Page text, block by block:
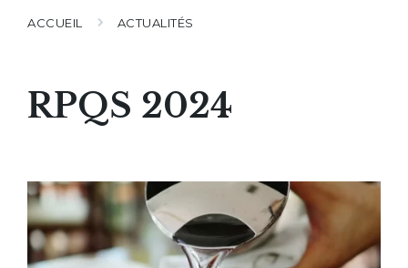
ACCUEIL ACTUALITÉS
RPQS 2024